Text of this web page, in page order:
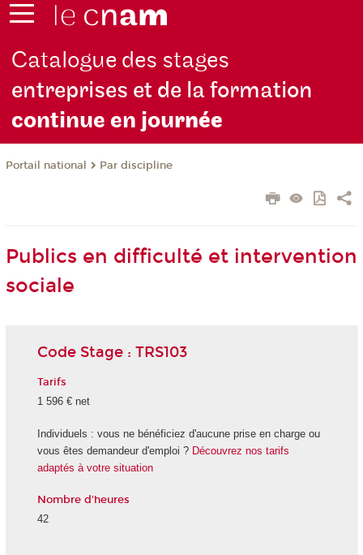
Catalogue des stages
entreprises et de la formation
continue en journée
Portail national Par discipline
Publics en difficulté et intervention
sociale
Code Stage : TRS103
Tarifs
1 596 € net
Individuels : vous ne bénéficiez d'aucune prise en charge ou
vous êtes demandeur d'emploi ? Découvrez nos tarifs
adaptés à votre situation
Nombre d'heures
42